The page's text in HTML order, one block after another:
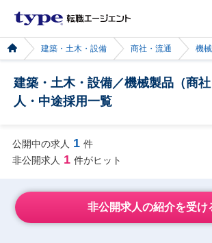
建築・土木・設備 商社・流通 機
建築・土木・設備／機械製品（商
人・中途採用一覧
公開中の求人 1 件
非公開求人 1 件がヒット
非公開求人の紹介を受け